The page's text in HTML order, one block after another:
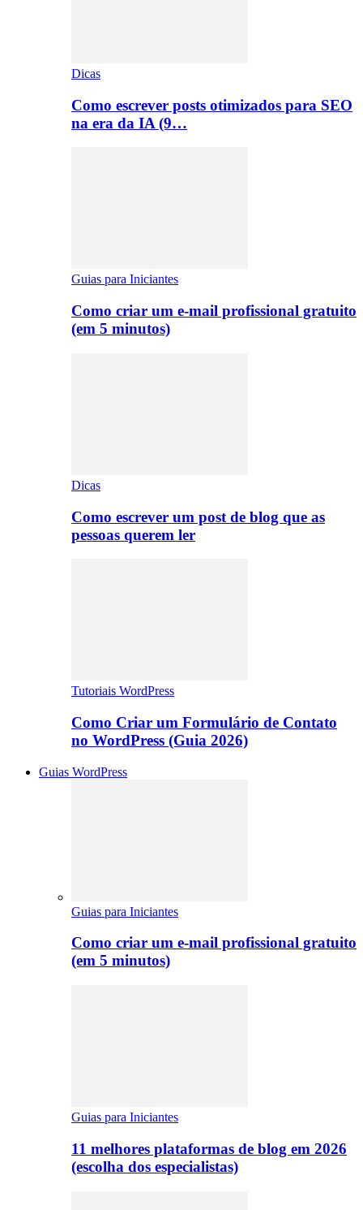
Dicas
Como escrever posts otimizados para SEO
na era da IA (9…
Guias para Iniciantes
Como criar um e-mail profissional gratuito
(em 5 minutos)
Dicas
Como escrever um post de blog que as
pessoas querem ler
Tutoriais WordPress
Como Criar um Formulário de Contato
no WordPress (Guia 2026)
Guias WordPress
Guias para Iniciantes
Como criar um e-mail profissional gratuito
(em 5 minutos)
Guias para Iniciantes
11 melhores plataformas de blog em 2026
(escolha dos especialistas)